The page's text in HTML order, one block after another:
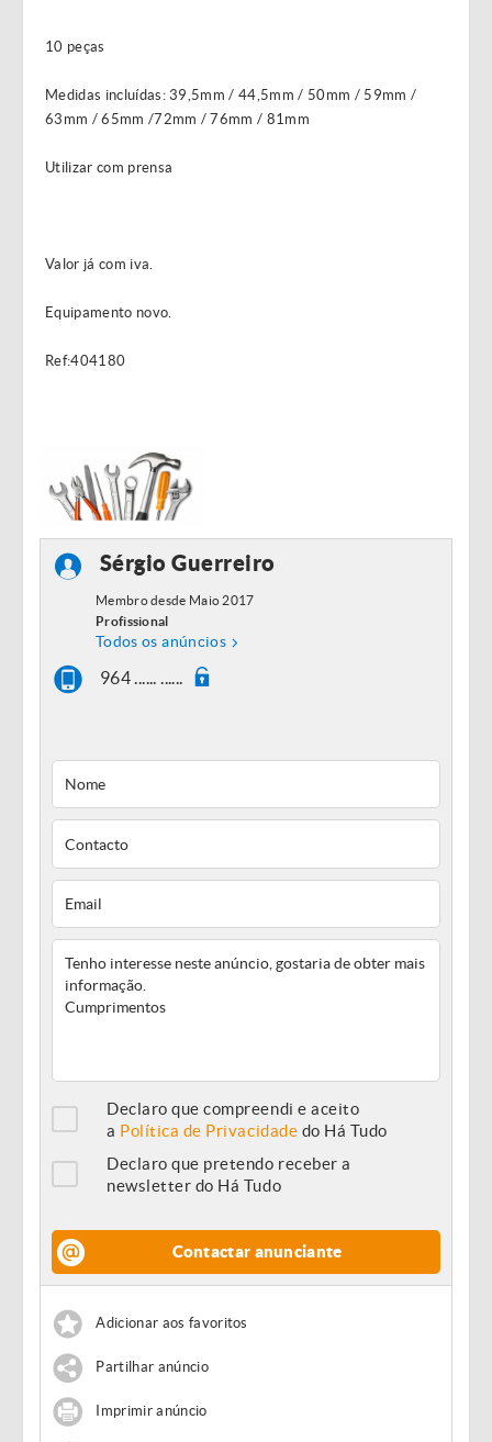
10 peças
Medidas incluídas: 39,5mm / 44,5mm / 50mm / 59mm /
63mm / 65mm /72mm / 76mm / 81mm
Utilizar com prensa
Valor já com iva.
Equipamento novo.
Ref:404180
Sérgio Guerreiro
Membro desde Maio 2017
Profissional
Todos os anúncios
964 ...... ......
Declaro que compreendi e aceito
a Política de Privacidade do Há Tudo
Declaro que pretendo receber a
newsletter do Há Tudo
Contactar anunciante
Adicionar aos favoritos
Partilhar anúncio
Imprimir anúncio